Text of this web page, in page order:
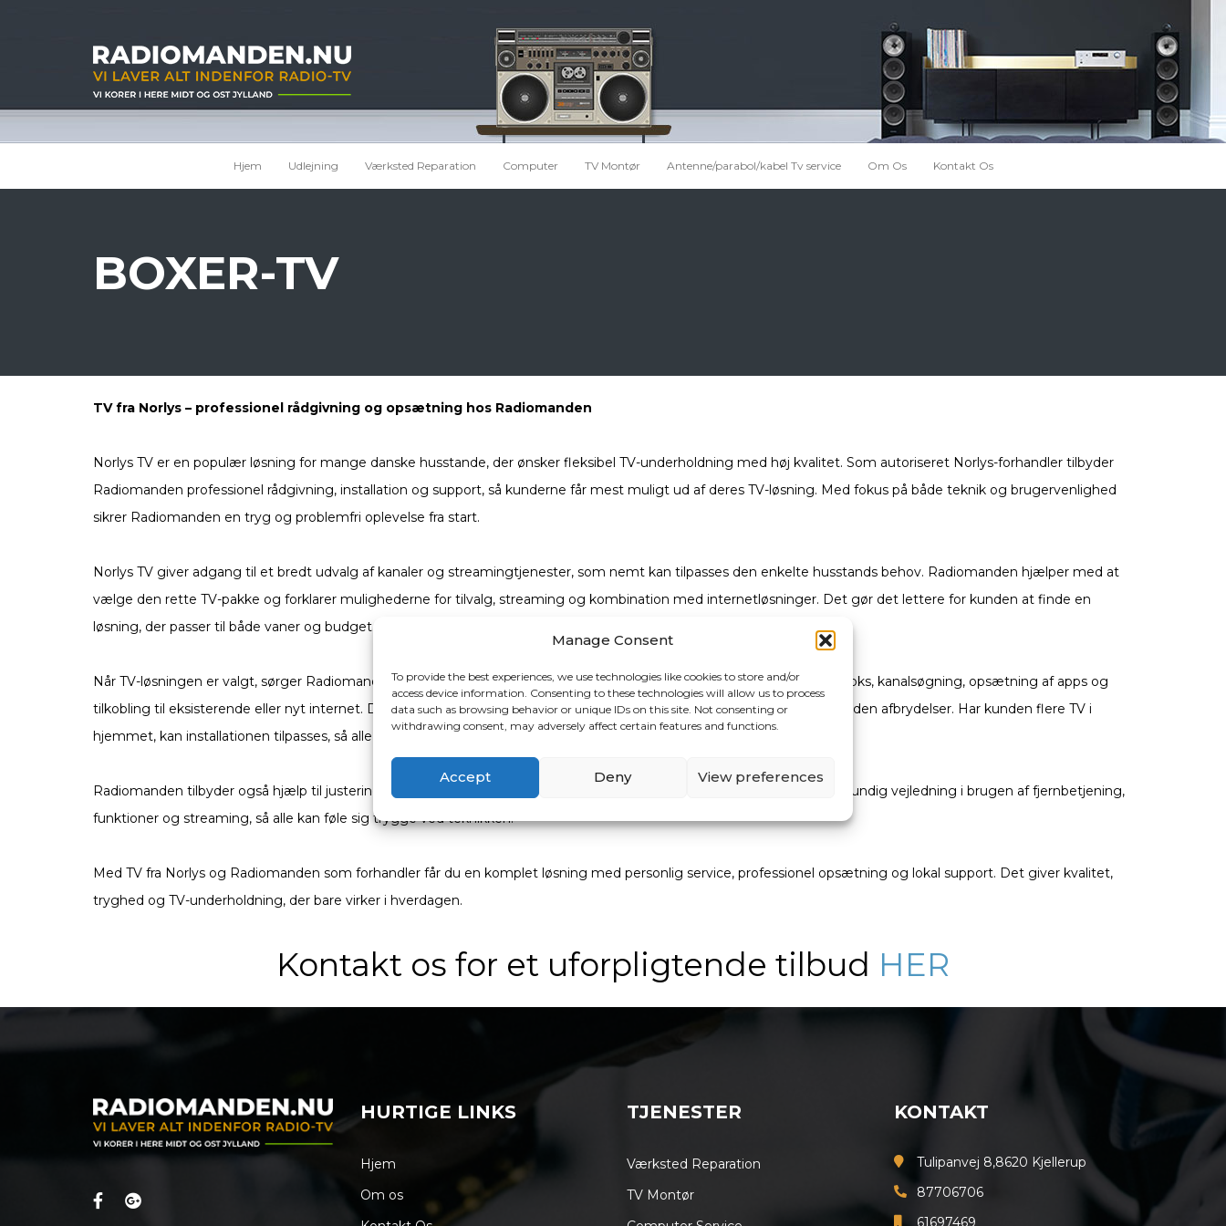
Manage Consent
To provide the best experiences, we use technologies like cookies to store and/or
access device information. Consenting to these technologies will allow us to process
data such as browsing behavior or unique IDs on this site. Not consenting or
withdrawing consent, may adversely affect certain features and functions.
Accept Deny View preferences
Hjem Udlejning Værksted Reparation Computer TV Montør Antenne/parabol/kabel Tv service Om Os Kontakt Os
BOXER-TV
TV fra Norlys – professionel rådgivning og opsætning hos Radiomanden
Norlys TV er en populær løsning for mange danske husstande, der ønsker fleksibel TV-underholdning med høj kvalitet. Som autoriseret Norlys-forhandler tilbyder
Radiomanden professionel rådgivning, installation og support, så kunderne får mest muligt ud af deres TV-løsning. Med fokus på både teknik og brugervenlighed
sikrer Radiomanden en tryg og problemfri oplevelse fra start.
Norlys TV giver adgang til et bredt udvalg af kanaler og streamingtjenester, som nemt kan tilpasses den enkelte husstands behov. Radiomanden hjælper med at
vælge den rette TV-pakke og forklarer mulighederne for tilvalg, streaming og kombination med internetløsninger. Det gør det lettere for kunden at finde en
løsning, der passer til både vaner og budget.
Når TV-løsningen er valgt, sørger Radiomanden for korrekt installation og opsætning. Det inkluderer montering af TV-boks, kanalsøgning, opsætning af apps og
tilkobling til eksisterende eller nyt internet. Der tages højde for signalstyrke, netværk og WiFi, så TV’et fungerer stabilt uden afbrydelser. Har kunden flere TV i
hjemmet, kan installationen tilpasses, så alle rum får optimal kvalitet.
Radiomanden tilbyder også hjælp til justering af billede og lyd, så seeroplevelsen bliver bedst mulig. Derudover gives grundig vejledning i brugen af fjernbetjening,
funktioner og streaming, så alle kan føle sig trygge ved teknikken.
Med TV fra Norlys og Radiomanden som forhandler får du en komplet løsning med personlig service, professionel opsætning og lokal support. Det giver kvalitet,
tryghed og TV-underholdning, der bare virker i hverdagen.
Kontakt os for et uforpligtende tilbud HER
HURTIGE LINKS
Hjem
Om os
TJENESTER
Værksted Reparation
TV Montør
KONTAKT
Tulipanvej 8,8620 Kjellerup
87706706
61697469